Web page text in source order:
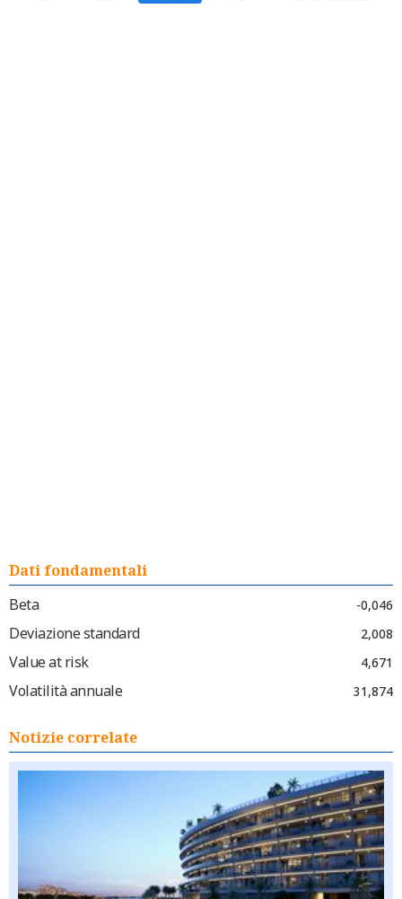
Dati fondamentali
Beta
-0,046
Deviazione standard 2,008
Value at risk 4,671
Volatilità annuale 31,874
Notizie correlate